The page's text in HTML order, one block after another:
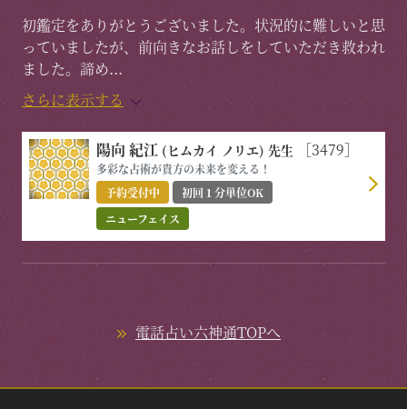
初鑑定をありがとうございました。状況的に難しいと思
っていましたが、前向きなお話しをしていただき救われ
ました。諦め...
さらに表示する
陽向 紀江 (ヒムカイ ノリエ) 先生 ［3479］
多彩な占術が貴方の未来を変える！
予約受付中
初回１分単位OK
ニューフェイス
電話占い六神通TOPへ